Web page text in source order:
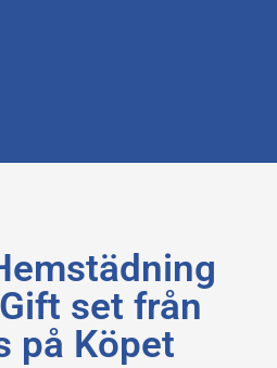
set från
på Köpet